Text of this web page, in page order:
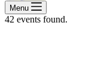
Menu
42 events found.